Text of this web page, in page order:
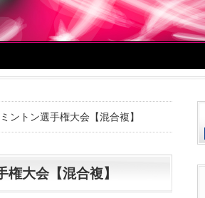
ントン選手権大会【混合複】
大会【混合複】